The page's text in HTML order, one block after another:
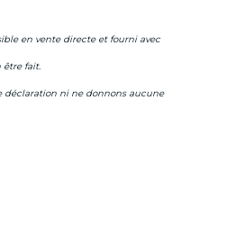
en vente directe et fourni avec
être fait.
déclaration ni ne donnons aucune